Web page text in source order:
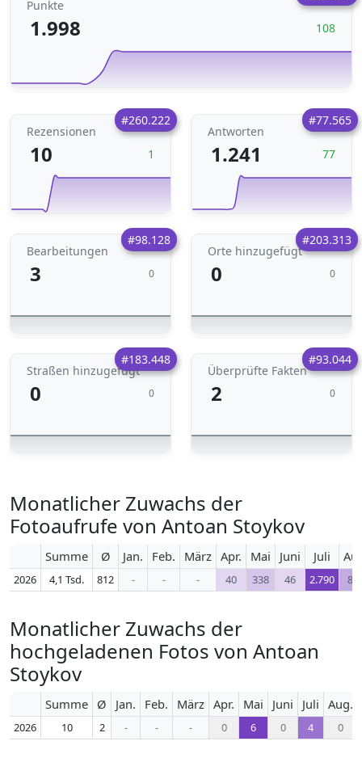
Punkte
1.998 108
#260.222
Rezensionen
10 1
#77.565
Antworten
1.241 77
#98.128
Bearbeitungen
3 0
#203.313
Orte hinzugefügt
0 0
#183.448
Straßen hinzugefügt
0 0
#93.044
Überprüfte Fakten
2 0
Monatlicher Zuwachs der
Fotoaufrufe von Antoan Stoykov
Summe Ø Jan. Feb. März Apr. Mai Juni Juli
2026 4,1 Tsd. 812 - - - 40 338 46 2.790
Monatlicher Zuwachs der
hochgeladenen Fotos von Antoan
Stoykov
Summe Ø Jan. Feb. März Apr. Mai Juni Juli Aug.
2026 10 2 - - - 0 6 0 4 0